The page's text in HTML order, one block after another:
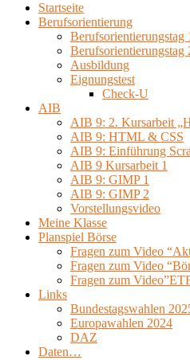
Startseite
Berufsorientierung
Berufsorientierungstag
Berufsorientierungstag
Ausbildung
Eignungstest
Check-U
AIB
AIB 9: 2. Kursarbeit
AIB 9: HTML & CSS
AIB 9: Einführung
AIB 9 Kursarbeit 1
AIB 9: GIMP 1
AIB 9: GIMP 2
Vorstellungsvideo
Meine Klasse
Planspiel Börse
Fragen zum Video
Fragen zum Video
Fragen zum
Links
Bundestagswahlen
Europawahlen 2024
DAZ
Daten…